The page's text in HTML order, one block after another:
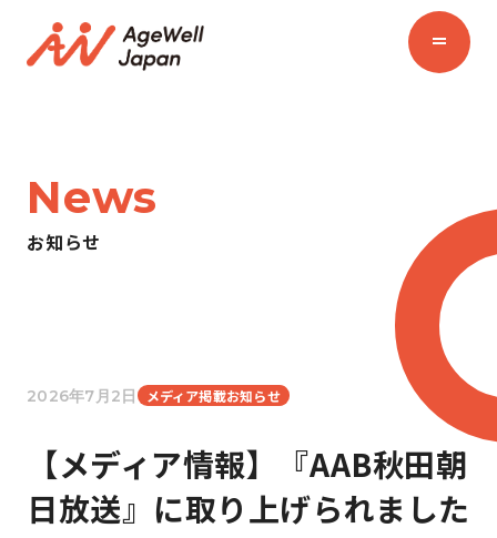
News
お知らせ
2026年7月2日 メディア掲載お知らせ
【メディア情報】『AAB秋田朝
日放送』に取り上げられました